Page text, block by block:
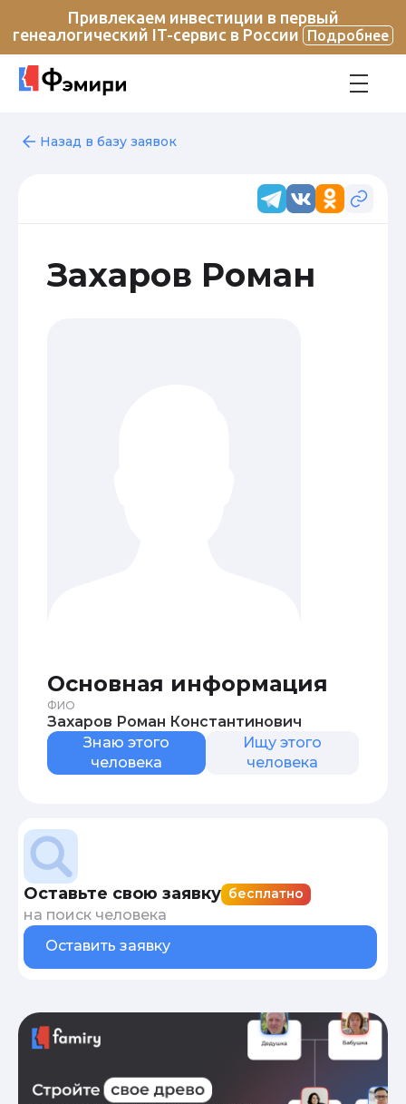
Привлекаем инвестиции в первый
генеалогический IT-сервис в России
Подробнее
Назад в базу заявок
Захаров Роман
Основная информация
ФИО
Захаров Роман Константинович
Знаю этого
человека
Ищу этого
человека
Оставьте свою заявку бесплатно
на поиск человека
Оставить заявку